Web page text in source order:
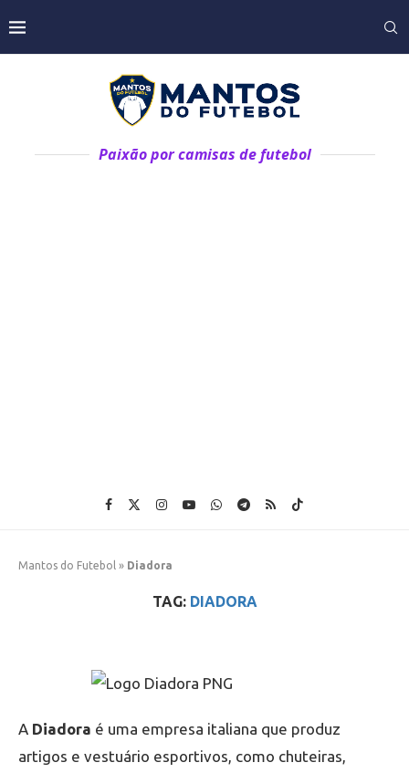
Paixão por camisas de futebol
Mantos do Futebol » Diadora
TAG: DIADORA
A Diadora é uma empresa italiana que produz
artigos e vestuário esportivos, como chuteiras,